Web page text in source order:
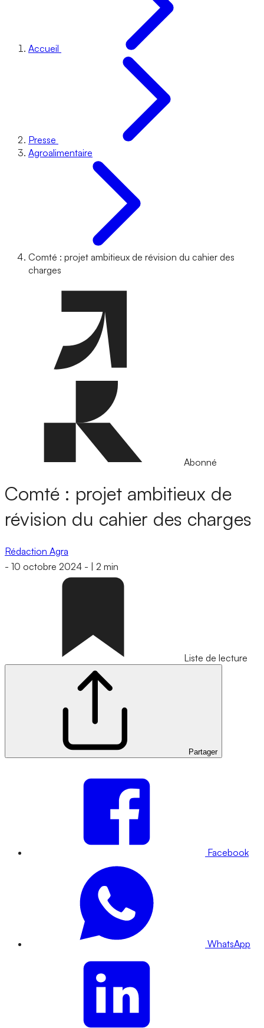
Accueil
Presse
Agroalimentaire
Comté : projet ambitieux de révision du cahier des
charges
Abonné
Comté : projet ambitieux de
révision du cahier des charges
Rédaction Agra
- 10 octobre 2024 - 2 min
Liste de lecture
Partager
Facebook
WhatsApp